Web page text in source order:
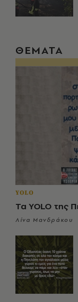
ΘΕΜΑΤΑ
YOLO
Τα YOLO της
Λίνα Μανδράκου